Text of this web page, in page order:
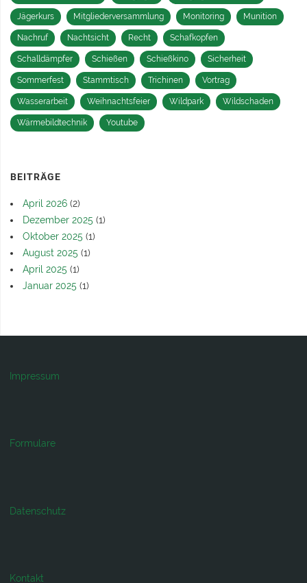
Jägerkurs Mitgliederversammlung Monitoring Munition
Nachruf Nachtsicht Recht Schafkopfen
Schalldämpfer Schießen Schießkino Sicherheit
Sommerfest Stammtisch Trichinen Vortrag
Wasserarbeit Weihnachtsfeier Wildpark Wildschaden
Wärmebildtechnik Youtube
BEITRÄGE
April 2026 (2)
Dezember 2025 (1)
Oktober 2025 (1)
August 2025 (1)
April 2025 (1)
Januar 2025 (1)
Impressum
Formulare
Datenschutz
Kontakt